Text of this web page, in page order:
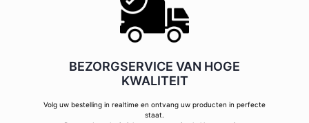
BEZORGSERVICE VAN HOGE
KWALITEIT
Volg uw bestelling in realtime en ontvang uw producten in perfecte
staat.